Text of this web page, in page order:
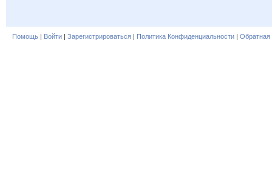
Помощь | Войти | Зарегистрироваться | Политика Конфиденциальности | Обратная